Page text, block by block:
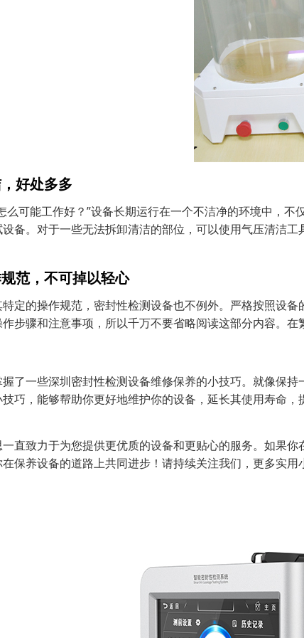
好处多多
么可能工作好？”设备长期运行在一个不洁净的环境中，
备。对于一些无法拆卸清洁的部位，可以使用气压清洁
范，不可掉以轻心
定的操作规范，密封性检测设备也不例外。严格按照设
步骤和注意事项，所以千万不要省略阅读这部分内容。
了一些深圳密封性检测设备维修保养的小技巧。就像保
巧，能够帮助你更好地维护你的设备，延长其使用寿命
直致力于为您提供更优质的设备和更贴心的服务。如果
保养设备的道路上共同进步！请持续关注我们，更多实用